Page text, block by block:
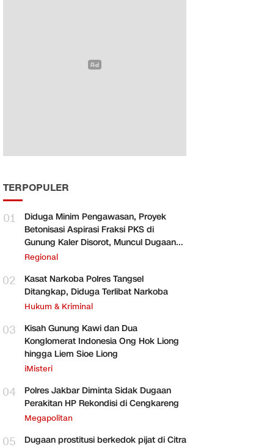
TERPOPULER
01
Diduga Minim Pengawasan, Proyek
Betonisasi Aspirasi Fraksi PKS di
Gunung Kaler Disorot, Muncul Dugaan
Pengurangan Volume
Regional
02
Kasat Narkoba Polres Tangsel
Ditangkap, Diduga Terlibat Narkoba
Hukum & Kriminal
03
Kisah Gunung Kawi dan Dua
Konglomerat Indonesia Ong Hok Liong
hingga Liem Sioe Liong
iMisteri
04
Polres Jakbar Diminta Sidak Dugaan
Perakitan HP Rekondisi di Cengkareng
Megapolitan
05
Dugaan prostitusi berkedok pijat di Citra